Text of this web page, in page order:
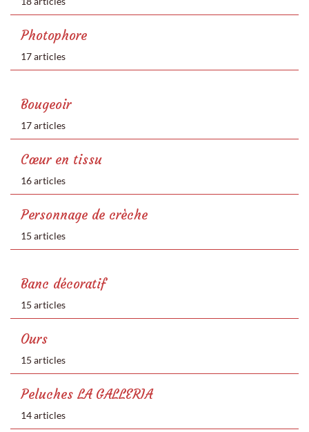
Photophore
17 articles
Bougeoir
17 articles
Cœur en tissu
16 articles
Personnage de crèche
15 articles
Banc décoratif
15 articles
Ours
15 articles
Peluches LA GALLERIA
14 articles